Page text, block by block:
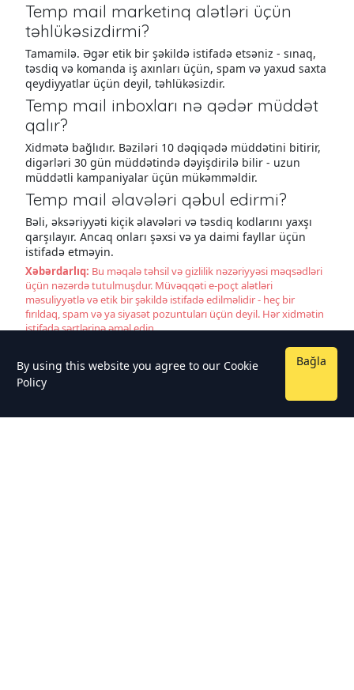
Temp mail marketinq alətləri üçün
təhlükəsizdirmi?
Tamamilə. Əgər etik bir şəkildə istifadə etsəniz - sınaq,
təsdiq və komanda iş axınları üçün, spam və yaxud saxta
qeydiyyatlar üçün deyil, təhlükəsizdir.
Temp mail inboxları nə qədər müddət
qalır?
Xidmətə bağlıdır. Bəziləri 10 dəqiqədə müddətini bitirir,
digərləri 30 gün müddətində dəyişdirilə bilir - uzun
müddətli kampaniyalar üçün mükəmməldir.
Temp mail əlavələri qəbul edirmi?
Bəli, əksəriyyəti kiçik əlavələri və təsdiq kodlarını yaxşı
qarşılayır. Ancaq onları şəxsi və ya daimi fayllar üçün
istifadə etməyin.
Xəbərdarlıq: Bu məqalə təhsil və gizlilik nəzəriyyəsi məqsədləri
üçün nəzərdə tutulmuşdur. Müvəqqəti e-poçt alətləri
məsuliyyətlə və etik bir şəkildə istifadə edilməlidir - heç bir
fırıldaq, spam və ya siyasət pozuntuları üçün deyil. Hər xidmətin
istifadə şərtlərinə əməl edin.
By using this website you agree to our Cookie
Policy
Bağla